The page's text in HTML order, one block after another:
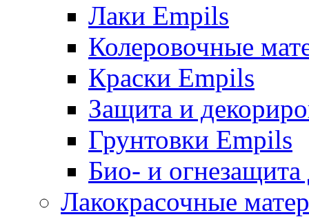
Лаки Empils
Колеровочные
Краски Empils
Защита и
Грунтовки Empils
Био- и
Лакокрасочные